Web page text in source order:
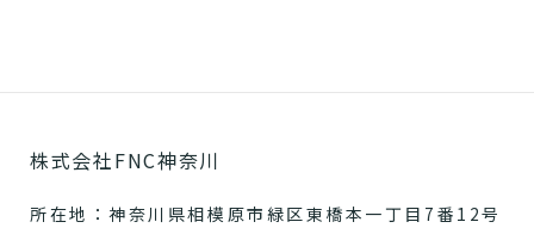
株式会社FNC神奈川
所在地：神奈川県相模原市緑区東橋本一丁目7番12号